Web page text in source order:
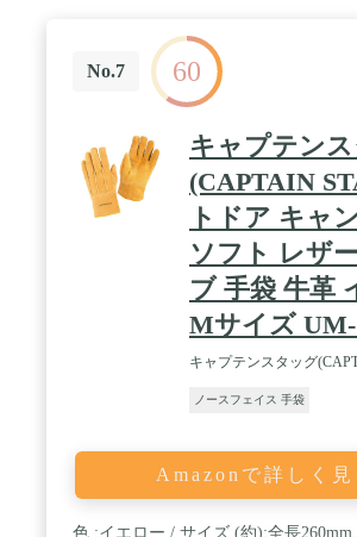
No.7 60
キャプテン
(CAPTAIN
トドア キャ
ソフト レザ
ブ 手袋 牛革
Mサイズ UM-
キャプテンスタッグ
ノースフェイス 手袋
Amazonで詳しく見
色 :イエロー / サイズ (約):全長260mm